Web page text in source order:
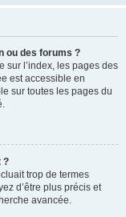
ou des forums ?
sur l’index, les pages des
est accessible en
sur toutes les pages du
?
trop de termes
d’être plus précis et
avancée.